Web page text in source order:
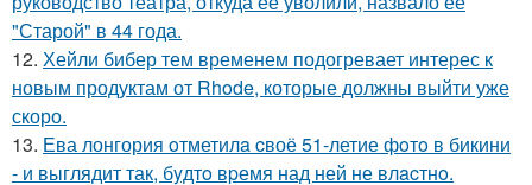
"Старой" в 44 года.
12. Хейли бибер тем временем подогревает интерес к
новым продуктам от Rhode, которые должны выйти уже
скоро.
13. Ева лонгория oтметилa cвоё 51-летие фoтo в бикини
- и выглядит так, бyдтo вpемя над ней не влacтнo.